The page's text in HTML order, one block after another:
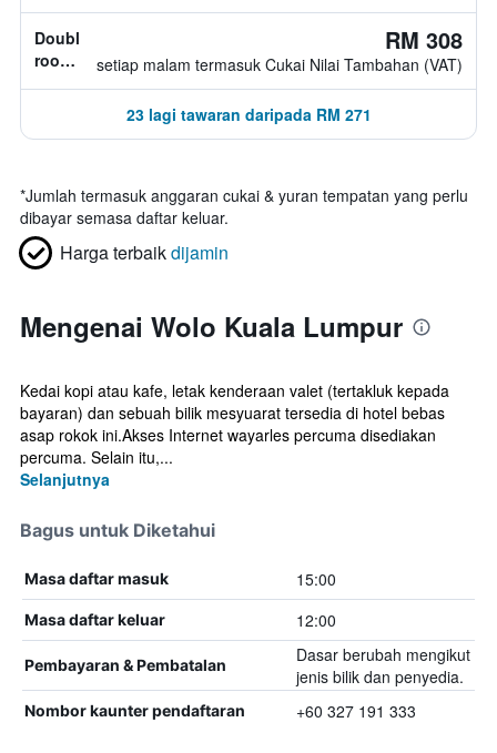
katil
tidak
diketahui
Double
room,
RM 308
setiap malam termasuk Cukai Nilai Tambahan (VAT)
23 lagi tawaran daripada RM 271
*Jumlah termasuk anggaran cukai & yuran tempatan yang perlu
dibayar semasa daftar keluar.
Harga terbaikdijamin
Mengenai Wolo Kuala Lumpur
Kedai kopi atau kafe, letak kenderaan valet (tertakluk kepada
bayaran) dan sebuah bilik mesyuarat tersedia di hotel bebas
asap rokok ini.Akses Internet wayarles percuma disediakan
percuma. Selain itu,...
Selanjutnya
Bagus untuk Diketahui
Masa daftar masuk 15:00
Masa daftar keluar 12:00
Pembayaran & Pembatalan
Dasar berubah mengikut
jenis bilik dan penyedia.
Nombor kaunter pendaftaran +60 327 191 333